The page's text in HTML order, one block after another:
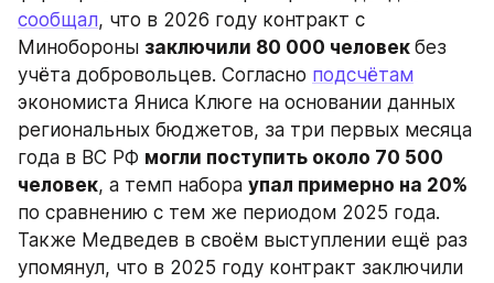
сообщал, что в 2026 году контракт с
Минобороны заключили 80 000 человек без
учёта добровольцев. Согласно подсчётам
экономиста Яниса Клюге на основании данных
региональных бюджетов, за три первых месяца
года в ВС РФ могли поступить около 70 500
человек, а темп набора упал примерно на 20%
по сравнению с тем же периодом 2025 года.
Также Медведев в своём выступлении ещё раз
упомянул, что в 2025 году контракт заключили